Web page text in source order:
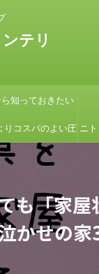
テリ
知っておきたい
りコスパのよい圧
マットレス国産の
見て】
ニ
リ
も「家
かせの